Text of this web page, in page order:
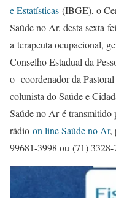
e Estatísticas (IBGE), o
Saúde no Ar, desta sexta-
a terapeuta ocupacional,
Conselho Estadual da
o coordenador da
colunista do Saúde e
Saúde no Ar é
rádio on line Saúde no Ar,
99681-3998 ou (71) 3328-